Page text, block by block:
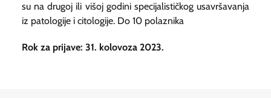
su na drugoj ili višoj godini specijalističkog usavršavanja
iz patologije i citologije. Do 10 polaznika
Rok za prijave: 31. kolovoza 2023.